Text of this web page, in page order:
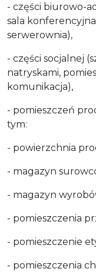
- części biurowo-
sala
serwerownia),
- części socjalnej
natryskami,
komunikacja),
- pomieszczeń
tym:
- powierzchnia
- magazyn
- magazyn
- pomieszczenia
- pomieszczenie
- pomieszczenia